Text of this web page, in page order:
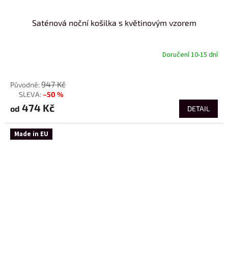
Saténová noční košilka s květinovým vzorem
Doručení 10-15 dní
947 Kč
–50 %
od 474 Kč DETAIL
Made in EU